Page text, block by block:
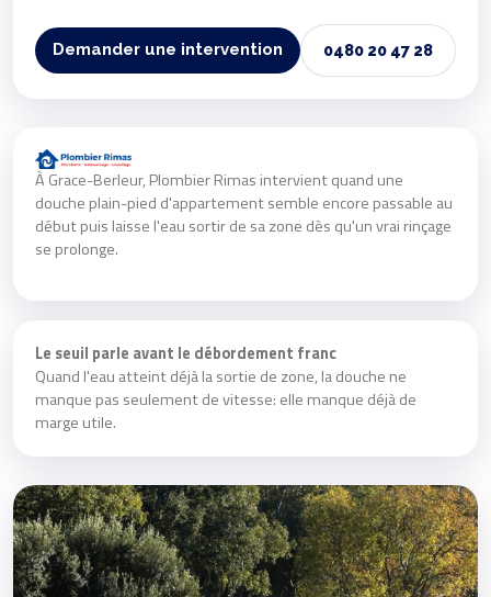
Demander une intervention 0480 20 47 28
À Grace-Berleur, Plombier Rimas intervient quand une
douche plain-pied d'appartement semble encore passable au
début puis laisse l'eau sortir de sa zone dès qu'un vrai rinçage
se prolonge.
Le seuil parle avant le débordement franc
Quand l'eau atteint déjà la sortie de zone, la douche ne
manque pas seulement de vitesse: elle manque déjà de
marge utile.